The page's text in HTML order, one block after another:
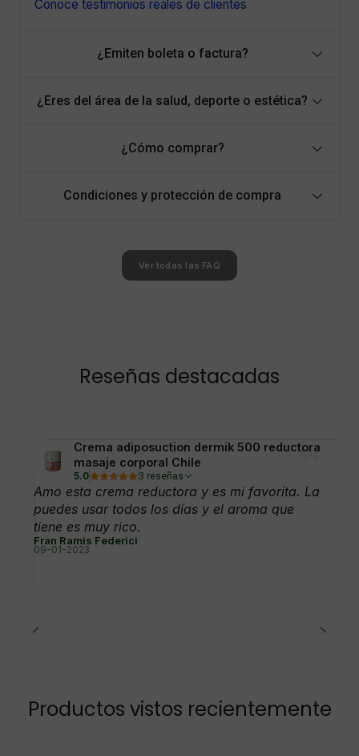
Conoce testimonios reales de clientes
¿Emiten boleta o factura?
¿Eres del área de la salud, deporte o estética?
¿Cómo comprar?
Condiciones y protección de compra
Ver todas las FAQ
Reseñas destacadas
Crema adiposuction dermik 500 reductora
masaje corporal Chile
5.0 3 reseñas
Amo esta crema reductora y es mi favorita. La
puedes usar todos los días y el aroma que
tiene es muy rico.
Fran Ramis Federici
09-01-2023
Productos vistos recientemente